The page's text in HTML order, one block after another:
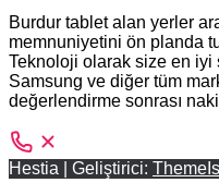
Burdur tablet alan yerler
memnuniyetini ön planda
Teknoloji olarak size en
Samsung ve diğer tüm
değerlendirme sonrası
Hestia | Geliştirici: